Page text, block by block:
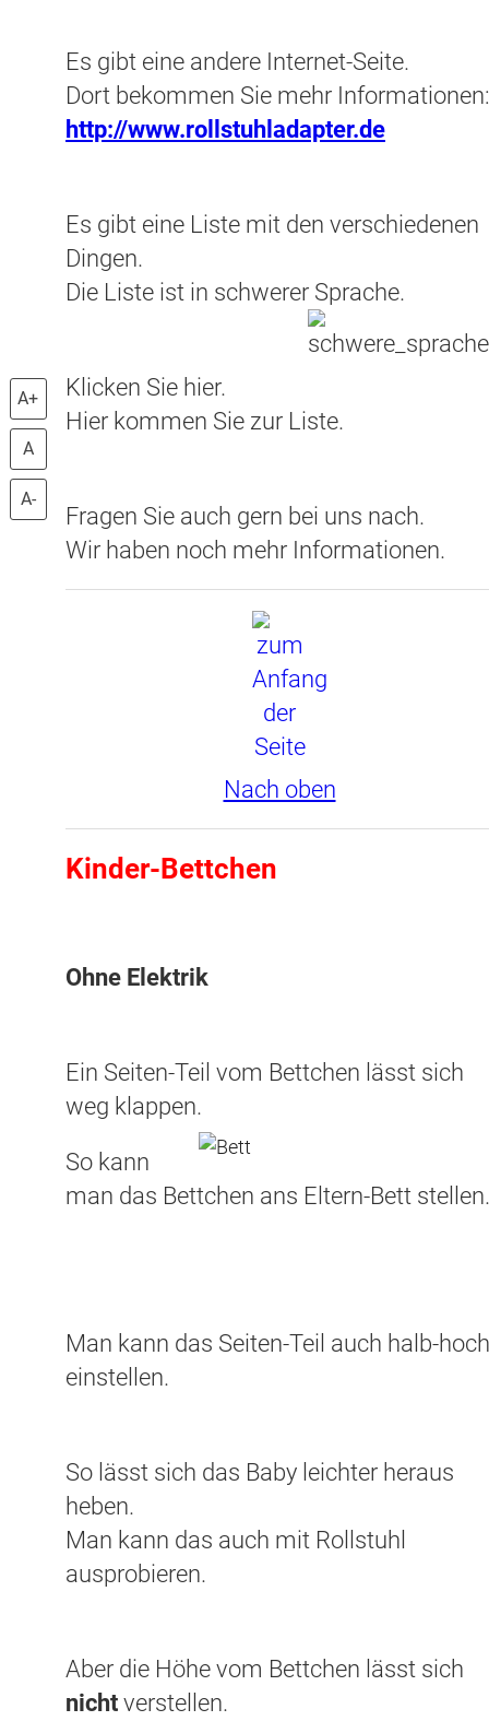
Es gibt eine andere Internet-Seite.
Dort bekommen Sie mehr Informationen:
http://www.rollstuhladapter.de
Es gibt eine Liste mit den verschiedenen
Dingen.
Die Liste ist in schwerer Sprache.
Klicken Sie hier.
Hier kommen Sie zur Liste.
Fragen Sie auch gern bei uns nach.
Wir haben noch mehr Informationen.
Nach oben
Kinder-Bettchen
Ohne Elektrik
Ein Seiten-Teil vom Bettchen lässt sich
weg klappen.
So kann
man das Bettchen ans Eltern-Bett stellen.
Man kann das Seiten-Teil auch halb-hoch
einstellen.
So lässt sich das Baby leichter heraus
heben.
Man kann das auch mit Rollstuhl
ausprobieren.
Aber die Höhe vom Bettchen lässt sich
nichtverstellen.
A+
A
A-